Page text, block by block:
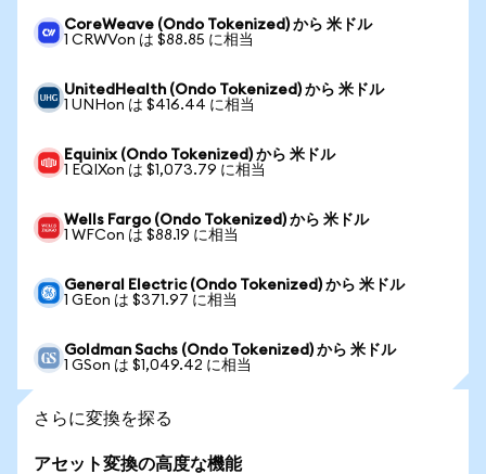
CoreWeave (Ondo Tokenized) から 米ドル
1 CRWVon は $88.85 に相当
UnitedHealth (Ondo Tokenized) から 米ドル
1 UNHon は $416.44 に相当
Equinix (Ondo Tokenized) から 米ドル
1 EQIXon は $1,073.79 に相当
Wells Fargo (Ondo Tokenized) から 米ドル
1 WFCon は $88.19 に相当
General Electric (Ondo Tokenized) から 米ドル
1 GEon は $371.97 に相当
Goldman Sachs (Ondo Tokenized) から 米ドル
1 GSon は $1,049.42 に相当
さらに変換を探る
アセット変換の高度な機能